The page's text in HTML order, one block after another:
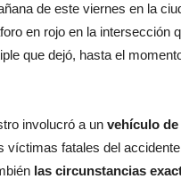
de este viernes en la
en rojo en la intersección
que dejó, hasta el
involucró a un vehículo
víctimas fatales del
las circunstancias